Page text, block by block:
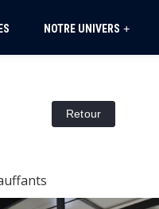
+
NOTRE UNIVERS